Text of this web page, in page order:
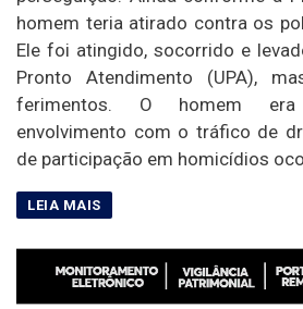
homem teria atirado contra os
Ele foi atingido, socorrido e
Pronto Atendimento (UPA),
ferimentos. O homem
envolvimento com o tráfico de
de participação em homicídios